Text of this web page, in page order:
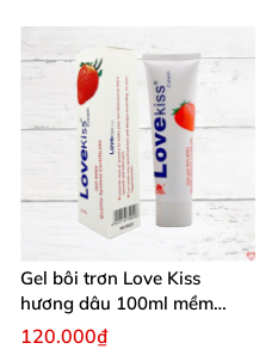
Gel bôi trơn Love Kiss
hương dâu 100ml mềm
mượt an toàn thơm
120.000₫